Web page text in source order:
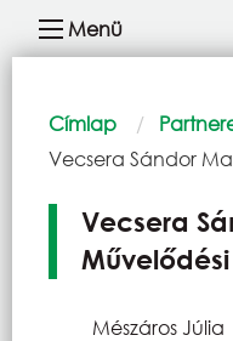
navigáció
Menü
Morzsa
Címlap
Current:
Vecsera Sándor
Vecsera
Mészáros Júlia